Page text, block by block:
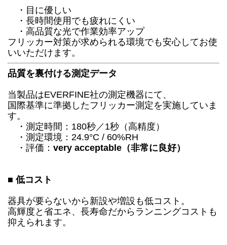
・目に優しい
・長時間使用でも疲れにくい
・高品質な光で作業効率アップ
フリッカー対策が求められる環境でも安心してお使
いいただけます。
品質を裏付ける測定データ
当製品はEVERFINE社の測定機器にて、
国際基準に準拠したフリッカー測定を実施していま
す。
・測定時間：180秒／1秒（高精度）
・測定環境：24.9°C / 60%RH
・評価： very acceptable（非常に良好）
■ 低コスト
器具が要らないから新設や増設も低コスト。
高輝度と省エネ、長寿命だからランニングコストも
抑えられます。